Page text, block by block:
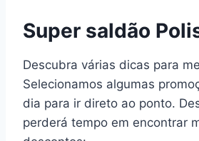
Super saldão
Descubra várias dicas para
Selecionamos algumas
dia para ir direto ao ponto.
perderá tempo em encontrar